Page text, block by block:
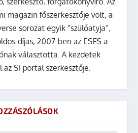
magazin főszerkesztője volt, a
sorozat egyik "szülőatyja",
díjas, 2007-ben az ESFS a
választotta. A kezdetek
az SFportal szerkesztője.